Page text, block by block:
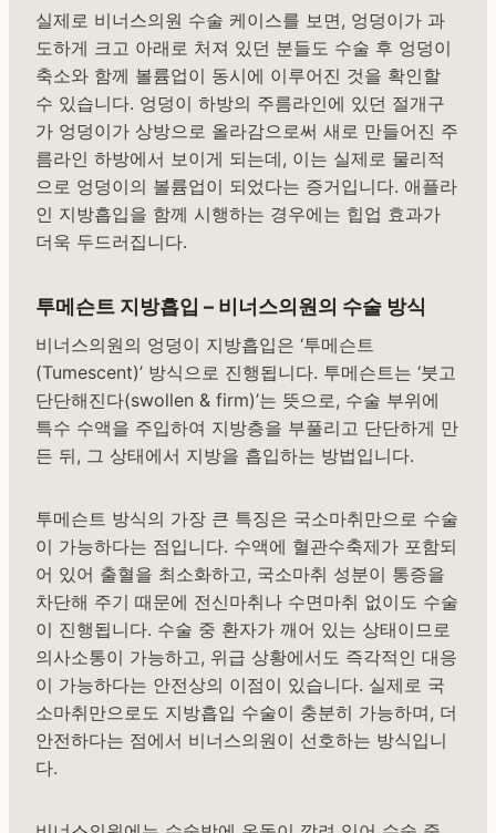
실제로 비너스의원 수술 케이스를 보면, 엉덩이가 과
도하게 크고 아래로 처져 있던 분들도 수술 후 엉덩이
축소와 함께 볼륨업이 동시에 이루어진 것을 확인할
수 있습니다. 엉덩이 하방의 주름라인에 있던 절개구
가 엉덩이가 상방으로 올라감으로써 새로 만들어진 주
름라인 하방에서 보이게 되는데, 이는 실제로 물리적
으로 엉덩이의 볼륨업이 되었다는 증거입니다. 애플라
인 지방흡입을 함께 시행하는 경우에는 힙업 효과가
더욱 두드러집니다.
투메슨트 지방흡입 – 비너스의원의 수술 방식
비너스의원의 엉덩이 지방흡입은 ‘투메슨트
(Tumescent)’ 방식으로 진행됩니다. 투메슨트는 ‘붓고
단단해진다(swollen & firm)’는 뜻으로, 수술 부위에
특수 수액을 주입하여 지방층을 부풀리고 단단하게 만
든 뒤, 그 상태에서 지방을 흡입하는 방법입니다.
투메슨트 방식의 가장 큰 특징은 국소마취만으로 수술
이 가능하다는 점입니다. 수액에 혈관수축제가 포함되
어 있어 출혈을 최소화하고, 국소마취 성분이 통증을
차단해 주기 때문에 전신마취나 수면마취 없이도 수술
이 진행됩니다. 수술 중 환자가 깨어 있는 상태이므로
의사소통이 가능하고, 위급 상황에서도 즉각적인 대응
이 가능하다는 안전상의 이점이 있습니다. 실제로 국
소마취만으로도 지방흡입 수술이 충분히 가능하며, 더
안전하다는 점에서 비너스의원이 선호하는 방식입니
다.